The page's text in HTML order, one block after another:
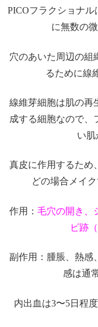
PICOフラクショナ
に無数の
穴のあいた周辺の組
るために線
線維芽細胞は肌の再
成する細胞なので、
い肌
真皮に作用するため
どの場合メイ
作用： 毛穴の開き、
ビ跡
副作用：腫脹、熱感
感は通
内出血は3〜5日程